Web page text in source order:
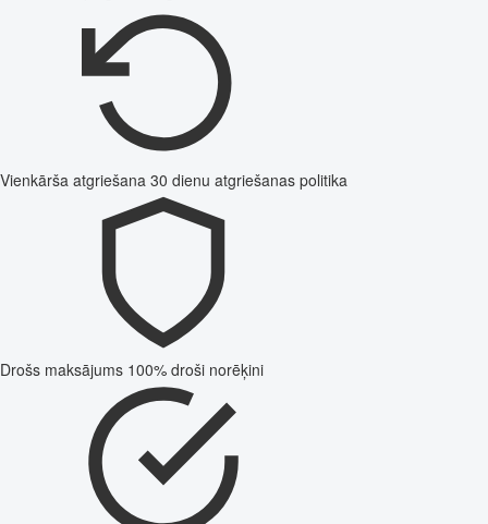
Vienkārša atgriešana 30 dienu atgriešanas politika
Drošs maksājums 100% droši norēķini